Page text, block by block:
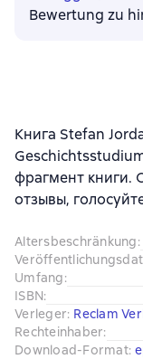
Bewertung zu
Книга Stefan
фрагмент книги.
отзывы,
Altersbeschränkung:
Umfang:
ISBN:
Verleger: Reclam
Rechteinhaber:
Download-Format: